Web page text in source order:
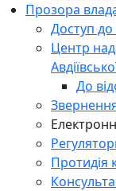
Прозора
Доступ до
Центр
До
Протидія